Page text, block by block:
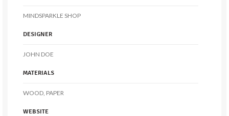
MINDSPARKLE SHOP
DESIGNER
JOHN DOE
MATERIALS
WOOD, PAPER
WEBSITE